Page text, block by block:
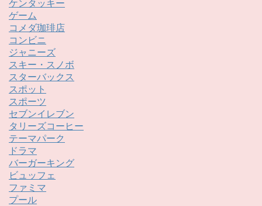
ケンタッキー
ゲーム
コメダ珈琲店
コンビニ
ジャニーズ
スキー・スノボ
スターバックス
スポット
スポーツ
セブンイレブン
タリーズコーヒー
テーマパーク
ドラマ
バーガーキング
ビュッフェ
ファミマ
プール